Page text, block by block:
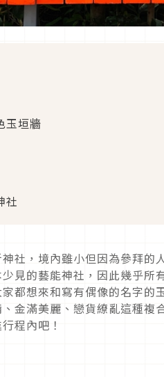
玉垣牆
社
社，境內雖小但因為參拜
見的藝能神社，因此幾乎所
都想來和寫有偶像的名字的
金滿美麗、戀貨繚亂這種複
程內吧！